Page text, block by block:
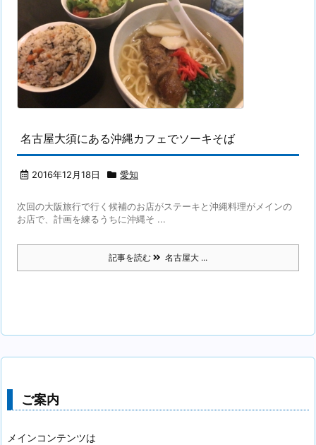
名古屋大須にある沖縄カフェでソーキそば
2016年12月18日 愛知
次回の大阪旅行で行く候補のお店がステーキと沖縄料理がメインの
お店で、計画を練るうちに沖縄そ ...
記事を読む 名古屋大 ...
ご案内
メインコンテンツは